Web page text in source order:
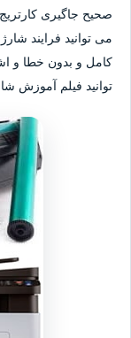
صحیح جاگیری
می توانید فرایند
کامل و بدون خطا و
توانید فیلم آموزش